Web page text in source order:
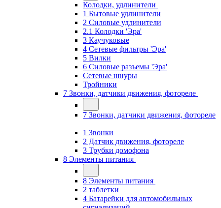
Колодки, удлинители
1 Бытовые удлинители
2 Силовые удлинители
2.1 Колодки 'Эра'
3 Каучуковые
4 Сетевые фильтры 'Эра'
5 Вилки
6 Силовые разъемы 'Эра'
Сетевые шнуры
Тройники
7 Звонки, датчики движения, фотореле
7 Звонки, датчики движения, фотореле
1 Звонки
2 Датчик движения, фотореле
3 Трубки домофона
8 Элементы питания
8 Элементы питания
2 таблетки
4 Батарейки для автомобильных